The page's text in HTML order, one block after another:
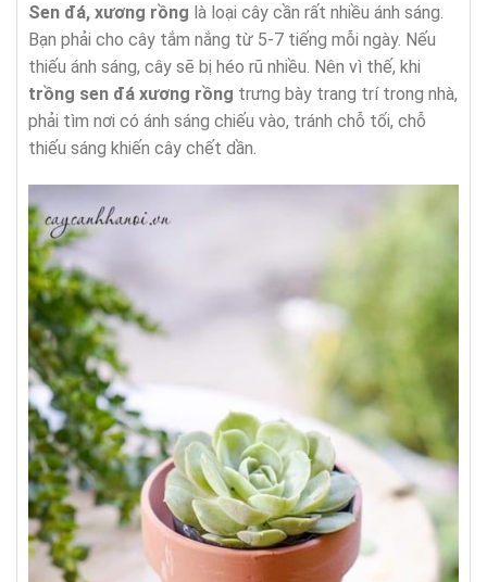
Sen đá, xương rồng là loại cây cần rất nhiều ánh sáng.
Bạn phải cho cây tắm nắng từ 5-7 tiếng mỗi ngày. Nếu
thiếu ánh sáng, cây sẽ bị héo rũ nhiều. Nên vì thế, khi
trồng sen đá xương rồng trưng bày trang trí trong nhà,
phải tìm nơi có ánh sáng chiếu vào, tránh chỗ tối, chỗ
thiếu sáng khiến cây chết dần.